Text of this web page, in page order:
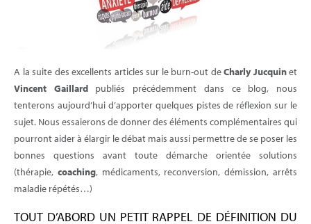
A la suite des excellents articles sur le burn-out deCharly Jucquinet
Vincent Gaillardpubliés précédemment dans ce blog, nous
tenterons aujourd’hui d’apporter quelques pistes de réflexion sur le
sujet. Nous essaierons de donner des éléments complémentaires qui
pourront aider à élargir le débat mais aussi permettre de se poser les
bonnes questions avant toute démarche orientée solutions
(thérapie, coaching, médicaments, reconversion, démission, arrêts
maladie répétés…)
TOUT D’ABORD UN PETIT RAPPEL DE DÉFINITION DU